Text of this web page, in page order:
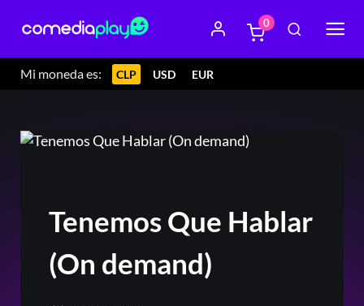
Mi moneda es: CLP USD EUR
0
Tenemos Que Hablar
(On demand)